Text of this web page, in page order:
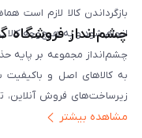
بازگرداندن کالا لازم
انجام شود و به هیچ‌وجه کالا
چشم‌انداز فروشگاه
چشم‌انداز مجموعه بر پایه
به کالاهای اصل و
زیرساخت‌های فروش آنلاین،
ایران ارائه دهیم. تبدیل‌شدن
مشاهده بیشتر